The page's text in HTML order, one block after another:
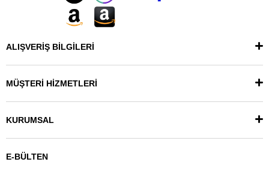
ALIŞVERİŞ BİLGİLERİ
MÜŞTERİ HİZMETLERİ
KURUMSAL
E-BÜLTEN